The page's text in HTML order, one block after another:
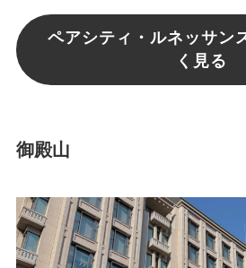
ペアシティ・ルネッサン
く見る
御殿山